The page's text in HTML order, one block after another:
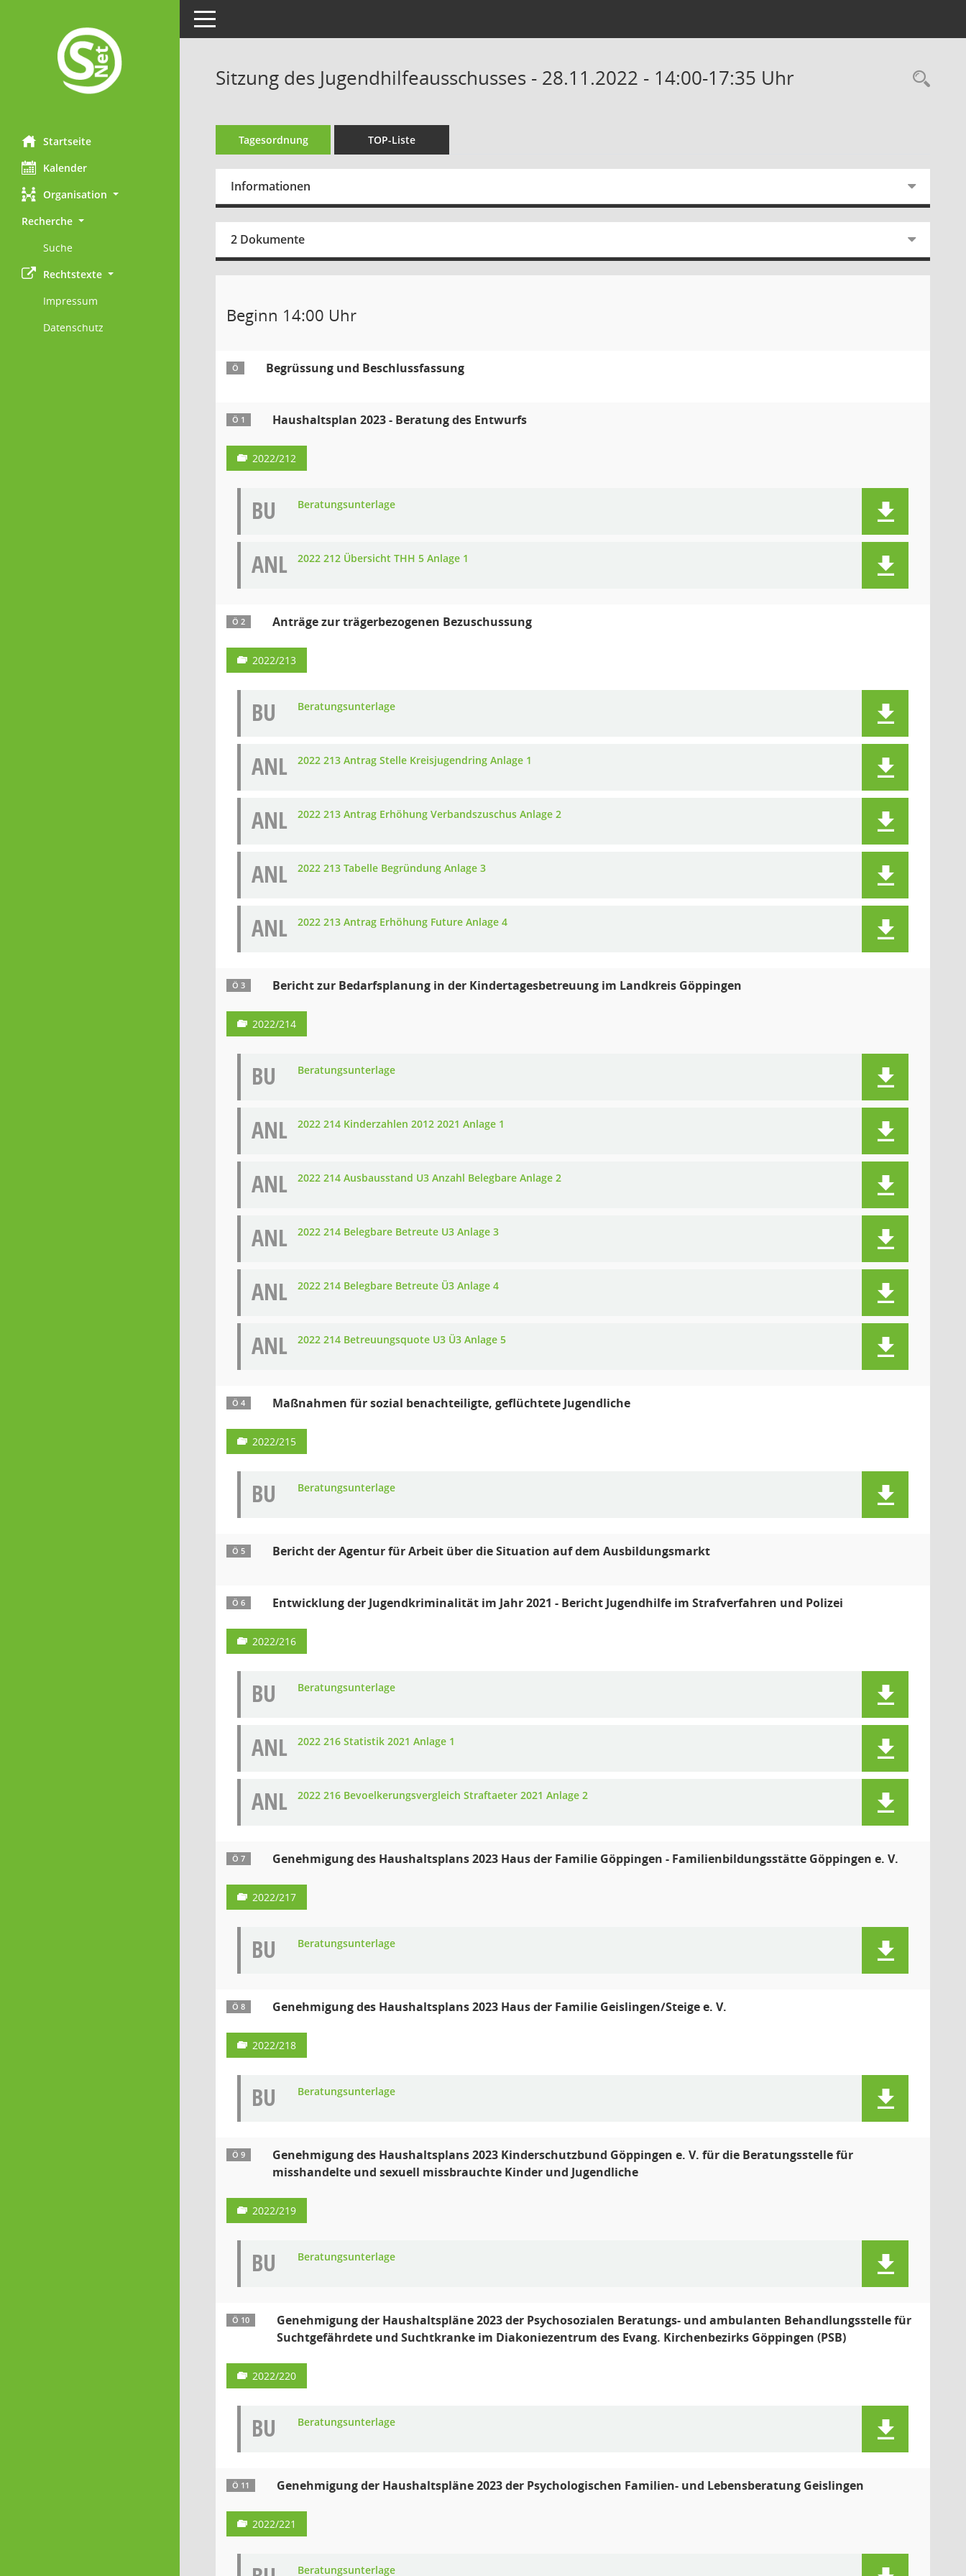
Startseite
Kalender
Organisation
Recherche
Suche
Rechtstexte
Impressum
Datenschutz
Toggle navigation
Sitzung des Jugendhilfeausschusses - 28.11.2022 - 14:00-17:35 Uhr
Tagesordnung TOP-Liste
Informationen
2 Dokumente
Beginn 14:00 Uhr
Ö Begrüssung und Beschlussfassung
Ö 1 Haushaltsplan 2023 - Beratung des Entwurfs
2022/212
BU Beratungsunterlage
ANL 2022 212 Übersicht THH 5 Anlage 1
Ö 2 Anträge zur trägerbezogenen Bezuschussung
2022/213
BU Beratungsunterlage
ANL 2022 213 Antrag Stelle Kreisjugendring Anlage 1
ANL 2022 213 Antrag Erhöhung Verbandszuschus Anlage 2
ANL 2022 213 Tabelle Begründung Anlage 3
ANL 2022 213 Antrag Erhöhung Future Anlage 4
Ö 3 Bericht zur Bedarfsplanung in der Kindertagesbetreuung im Landkreis Göppingen
2022/214
BU Beratungsunterlage
ANL 2022 214 Kinderzahlen 2012 2021 Anlage 1
ANL 2022 214 Ausbausstand U3 Anzahl Belegbare Anlage 2
ANL 2022 214 Belegbare Betreute U3 Anlage 3
ANL 2022 214 Belegbare Betreute Ü3 Anlage 4
ANL 2022 214 Betreuungsquote U3 Ü3 Anlage 5
Ö 4 Maßnahmen für sozial benachteiligte, geflüchtete Jugendliche
2022/215
BU Beratungsunterlage
Ö 5 Bericht der Agentur für Arbeit über die Situation auf dem Ausbildungsmarkt
Ö 6 Entwicklung der Jugendkriminalität im Jahr 2021 - Bericht Jugendhilfe im Strafverfahren und Polizei
2022/216
BU Beratungsunterlage
ANL 2022 216 Statistik 2021 Anlage 1
ANL 2022 216 Bevoelkerungsvergleich Straftaeter 2021 Anlage 2
Ö 7 Genehmigung des Haushaltsplans 2023 Haus der Familie Göppingen - Familienbildungsstätte Göppingen e. V.
2022/217
BU Beratungsunterlage
Ö 8 Genehmigung des Haushaltsplans 2023 Haus der Familie Geislingen/Steige e. V.
2022/218
BU Beratungsunterlage
Ö 9
Genehmigung des Haushaltsplans 2023 Kinderschutzbund Göppingen e. V. für die Beratungsstelle für
misshandelte und sexuell missbrauchte Kinder und Jugendliche
2022/219
BU Beratungsunterlage
Ö 10
Genehmigung der Haushaltspläne 2023 der Psychosozialen Beratungs- und ambulanten Behandlungsstelle für
Suchtgefährdete und Suchtkranke im Diakoniezentrum des Evang. Kirchenbezirks Göppingen (PSB)
2022/220
BU Beratungsunterlage
Ö 11 Genehmigung der Haushaltspläne 2023 der Psychologischen Familien- und Lebensberatung Geislingen
2022/221
Beratungsunterlage